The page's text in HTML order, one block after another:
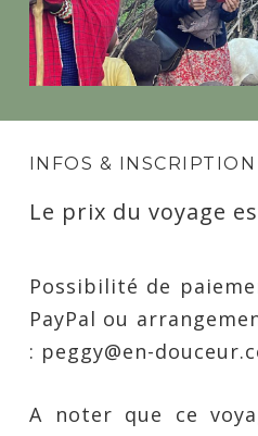
INFOS & INSCRIPTION
Le prix du voyage
Possibilité de
PayPal ou
: peggy@en-
A noter que ce